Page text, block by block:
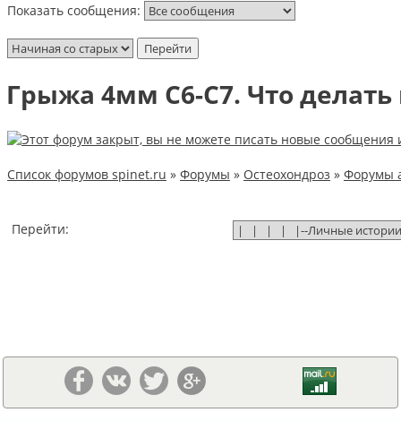
Показать сообщения:
Грыжа 4мм С6-С7. Что делать
Список форумов spinet.ru » Форумы » Остеохондроз » Форумы
Перейти: